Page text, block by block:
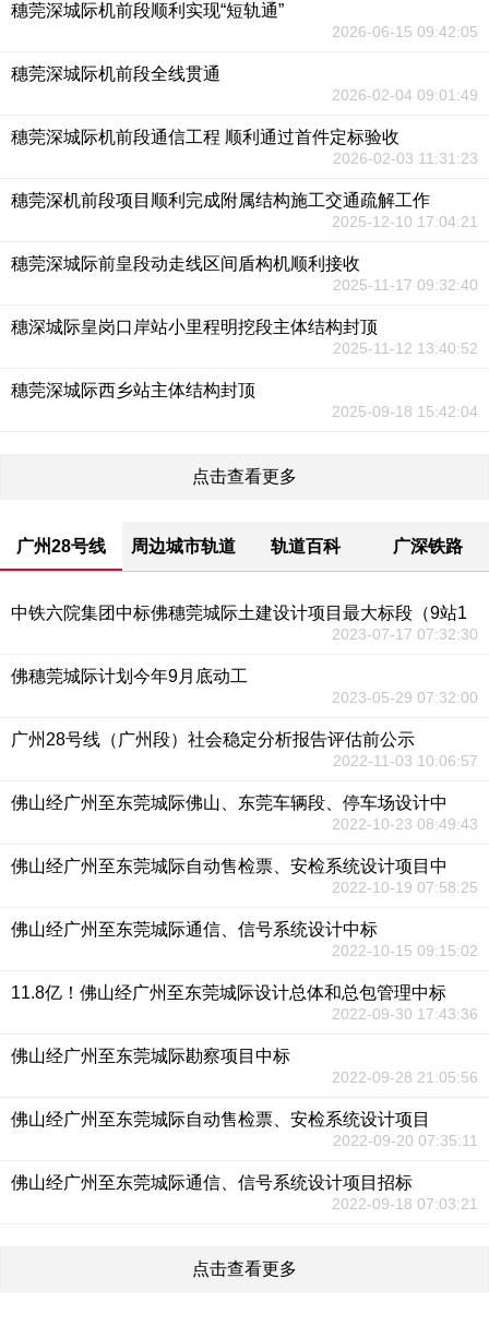
穗莞深城际机前段顺利实现“短轨通”
2026-06-15 09:42:05
穗莞深城际机前段全线贯通
2026-02-04 09:01:49
穗莞深城际机前段通信工程 顺利通过首件定标验收
2026-02-03 11:31:23
穗莞深机前段项目顺利完成附属结构施工交通疏解工作
2025-12-10 17:04:21
穗莞深城际前皇段动走线区间盾构机顺利接收
2025-11-17 09:32:40
穗深城际皇岗口岸站小里程明挖段主体结构封顶
2025-11-12 13:40:52
穗莞深城际西乡站主体结构封顶
2025-09-18 15:42:04
点击查看更多
广州28号线 周边城市轨道 轨道百科 广深铁路
中铁六院集团中标佛穗莞城际土建设计项目最大标段（9站1
2023-07-17 07:32:30
佛穗莞城际计划今年9月底动工
2023-05-29 07:32:00
广州28号线（广州段）社会稳定分析报告评估前公示
2022-11-03 10:06:57
佛山经广州至东莞城际佛山、东莞车辆段、停车场设计中
2022-10-23 08:49:43
佛山经广州至东莞城际自动售检票、安检系统设计项目中
2022-10-19 07:58:25
佛山经广州至东莞城际通信、信号系统设计中标
2022-10-15 09:15:02
11.8亿！佛山经广州至东莞城际设计总体和总包管理中标
2022-09-30 17:43:36
佛山经广州至东莞城际勘察项目中标
2022-09-28 21:05:56
佛山经广州至东莞城际自动售检票、安检系统设计项目
2022-09-20 07:35:11
佛山经广州至东莞城际通信、信号系统设计项目招标
2022-09-18 07:03:21
点击查看更多